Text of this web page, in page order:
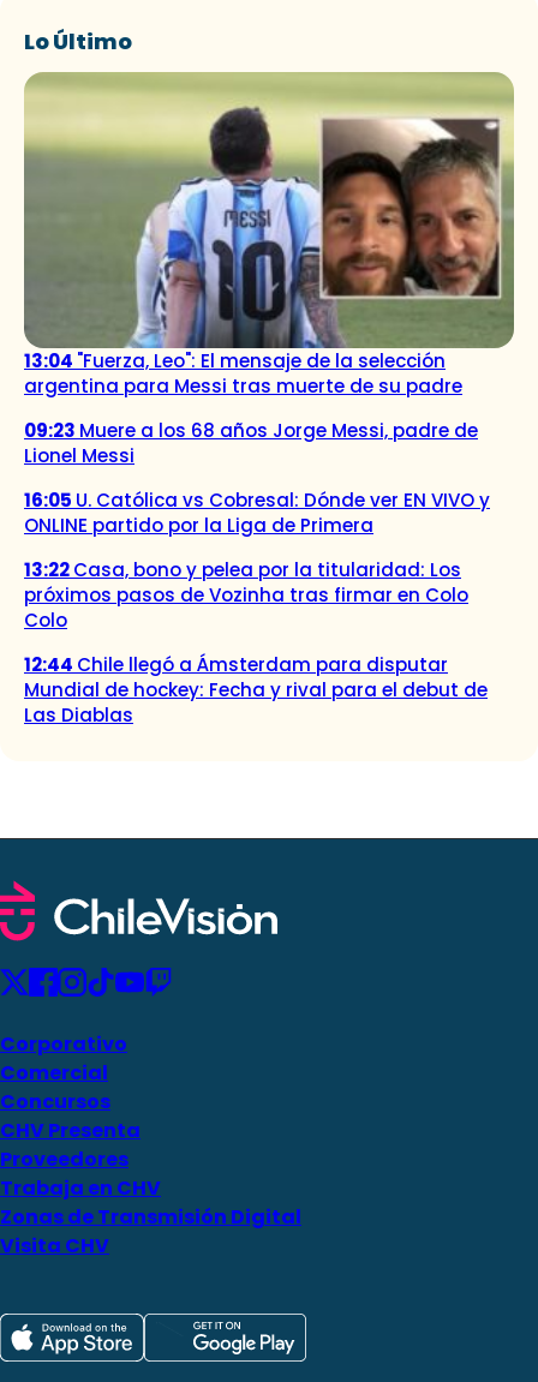
Lo Último
13:04 "Fuerza, Leo": El mensaje de la selección
argentina para Messi tras muerte de su padre
09:23 Muere a los 68 años Jorge Messi, padre de
Lionel Messi
16:05 U. Católica vs Cobresal: Dónde ver EN VIVO y
ONLINE partido por la Liga de Primera
13:22Casa, bono y pelea por la titularidad: Los
próximos pasos de Vozinha tras firmar en Colo
Colo
12:44 Chile llegó a Ámsterdam para disputar
Mundial de hockey: Fecha y rival para el debut de
Las Diablas
Corporativo
Comercial
Concursos
CHV Presenta
Proveedores
Trabaja en CHV
Zonas de Transmisión Digital
Visita CHV